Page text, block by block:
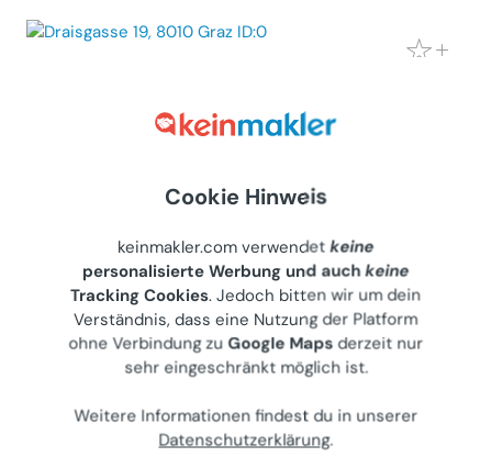
Sonstiges (Miete)
Privater Anbieter
Letzte Aktualisierung: 26.07.2026
Exklusives Reihenhaus, mitten in der
Natur: Helenental bei Baden
Cookie Hinweis
keinmakler.com verwendetkeine
personalisierte Werbung und auchkeine
Tracking Cookies. Jedoch bitten wir um dein
Verständnis, dass eine Nutzung der Platform
ohne Verbindung zuGoogle Maps derzeit nur
sehr eingeschränkt möglich ist.
Weitere Informationen findest du in unserer
Datenschutzerklärung.